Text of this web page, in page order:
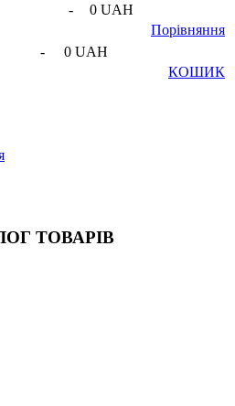
-
0 UAH
Порівняння
-
0 UAH
КОШИК
ТОВАРІВ